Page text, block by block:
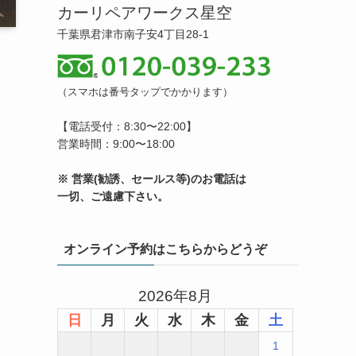
カーリペアワークス星空
千葉県君津市南子安4丁目28-1
（スマホは番号タップでかかります）
【電話受付：8:30〜22:00】
営業時間：9:00〜18:00
※ 営業(勧誘、セールス等)のお電話は
一切、ご遠慮下さい。
オンライン予約はこちらからどうぞ
2026年8月
日 月 火 水 木 金 土
1